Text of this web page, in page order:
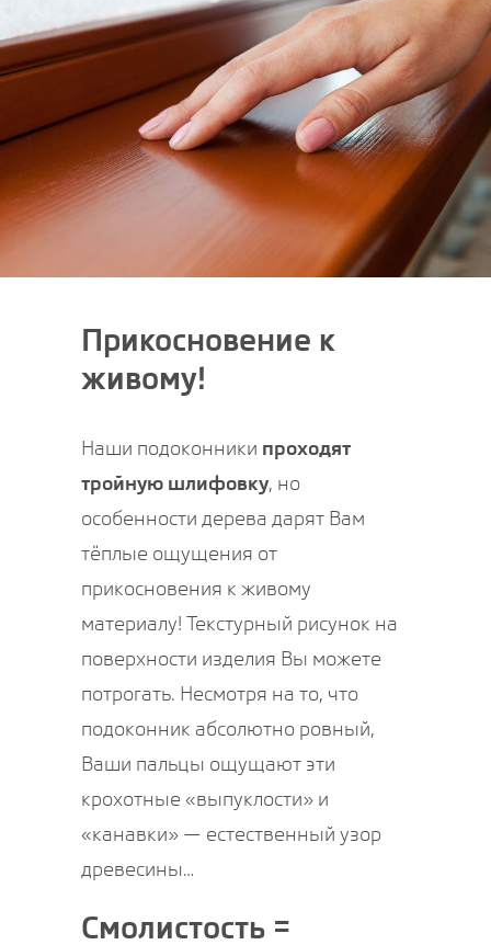
Прикосновение к
живому!
Наши подоконники проходят
тройную шлифовку, но
особенности дерева дарят Вам
тёплые ощущения от
прикосновения к живому
материалу! Текстурный рисунок на
поверхности изделия Вы можете
потрогать. Несмотря на то, что
подоконник абсолютно ровный,
Ваши пальцы ощущают эти
крохотные «выпуклости» и
«канавки» — естественный узор
древесины…
Смолистость =